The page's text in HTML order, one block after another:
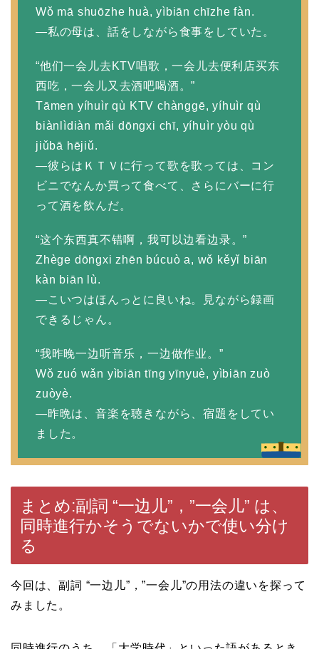
Wǒ mā shuōzhe huà, yìbiān chīzhe fàn.
—私の母は、話をしながら食事をしていた。
“他们一会儿去KTV唱歌，一会儿去便利店买东
西吃，一会儿又去酒吧喝酒。”
Tāmen yíhuìr qù KTV chànggē, yíhuìr qù
biànlìdiàn mǎi dōngxi chī, yíhuìr yòu qù
jiǔbā hējiǔ.
—彼らはＫＴＶに行って歌を歌っては、コン
ビニでなんか買って食べて、さらにバーに行
って酒を飲んだ。
“这个东西真不错啊，我可以边看边录。”
Zhège dōngxi zhēn búcuò a, wǒ kěyǐ biān
kàn biān lù.
—こいつはほんっとに良いね。見ながら録画
できるじゃん。
“我昨晚一边听音乐，一边做作业。”
Wǒ zuó wǎn yìbiān tīng yīnyuè, yìbiān zuò
zuòyè.
—昨晩は、音楽を聴きながら、宿題をしてい
ました。
まとめ:副詞 “一边儿”，”一会儿” は、
同時進行かそうでないかで使い分け
る
今回は、副詞 “一边儿”，”一会儿”の用法の違いを探って
みました。